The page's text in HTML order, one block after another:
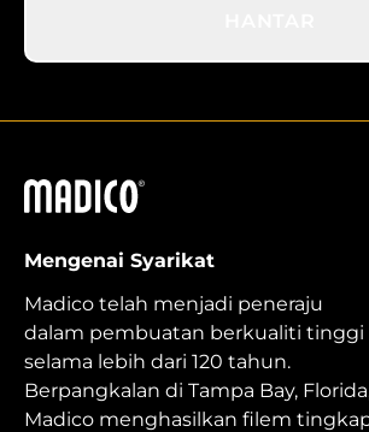
Madico
Mengenai Syarikat
Madico telah menjadi peneraju
dalam pembuatan berkualiti tinggi
selama lebih dari 120 tahun.
Berpangkalan di Tampa Bay,
Madico menghasilkan filem